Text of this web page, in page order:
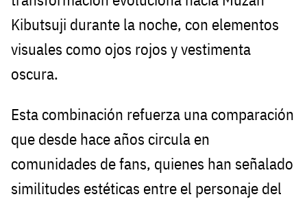
Kibutsuji durante la noche, con elementos
visuales como ojos rojos y vestimenta
oscura.
Esta combinación refuerza una comparación
que desde hace años circula en
comunidades de fans, quienes han señalado
similitudes estéticas entre el personaje del